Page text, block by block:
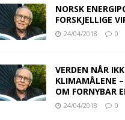
NORSK
FORSKJELLIGE
24/04/2018 0
VERDEN NÅR
KLIMAMÅLENE –
OM FORNYBAR
24/04/2018 0